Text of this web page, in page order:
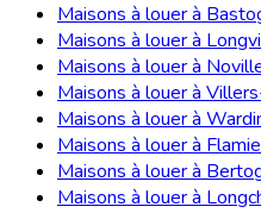
Maisons à louer à
Maisons à louer à
Maisons à louer à
Maisons à louer à
Maisons à louer à
Maisons à louer à
Maisons à louer à
Maisons à louer à